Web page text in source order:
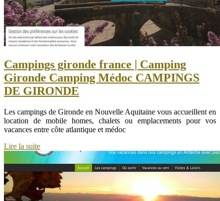
Campings gironde france | Camping
Gironde Camping Médoc CAMPINGS
DE GIRONDE
Les campings de Gironde en Nouvelle Aquitaine vous accueillent en
location de mobile homes, chalets ou emplacements pour vos
vacances entre côte atlantique et médoc
Lire la suite